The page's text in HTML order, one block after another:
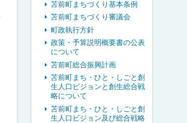
苫前町まちづくり基本条例
苫前町まちづくり審議会
町政執行方針
政策・予算説明概要書の公表
について
苫前町総合振興計画
苫前町まち・ひと・しごと創
生人口ビジョンと創生総合戦
略について
苫前町まち・ひと・しごと創
生人口ビジョン及び総合戦略